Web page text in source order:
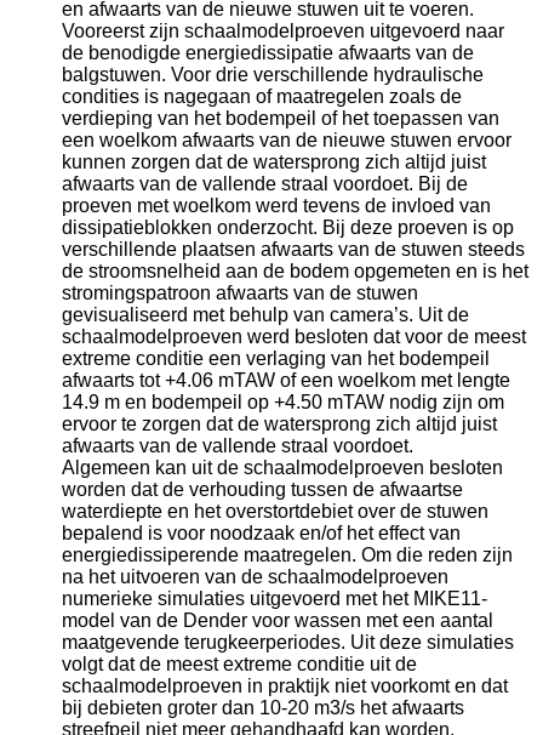
en afwaarts van de nieuwe stuwen uit te voeren.
Vooreerst zijn schaalmodelproeven uitgevoerd naar
de benodigde energiedissipatie afwaarts van de
balgstuwen. Voor drie verschillende hydraulische
condities is nagegaan of maatregelen zoals de
verdieping van het bodempeil of het toepassen van
een woelkom afwaarts van de nieuwe stuwen ervoor
kunnen zorgen dat de watersprong zich altijd juist
afwaarts van de vallende straal voordoet. Bij de
proeven met woelkom werd tevens de invloed van
dissipatieblokken onderzocht. Bij deze proeven is op
verschillende plaatsen afwaarts van de stuwen steeds
de stroomsnelheid aan de bodem opgemeten en is het
stromingspatroon afwaarts van de stuwen
gevisualiseerd met behulp van camera’s. Uit de
schaalmodelproeven werd besloten dat voor de meest
extreme conditie een verlaging van het bodempeil
afwaarts tot +4.06 mTAW of een woelkom met lengte
14.9 m en bodempeil op +4.50 mTAW nodig zijn om
ervoor te zorgen dat de watersprong zich altijd juist
afwaarts van de vallende straal voordoet.
Algemeen kan uit de schaalmodelproeven besloten
worden dat de verhouding tussen de afwaartse
waterdiepte en het overstortdebiet over de stuwen
bepalend is voor noodzaak en/of het effect van
energiedissiperende maatregelen. Om die reden zijn
na het uitvoeren van de schaalmodelproeven
numerieke simulaties uitgevoerd met het MIKE11-
model van de Dender voor wassen met een aantal
maatgevende terugkeerperiodes. Uit deze simulaties
volgt dat de meest extreme conditie uit de
schaalmodelproeven in praktijk niet voorkomt en dat
bij debieten groter dan 10-20 m3/s het afwaarts
streefpeil niet meer gehandhaafd kan worden.